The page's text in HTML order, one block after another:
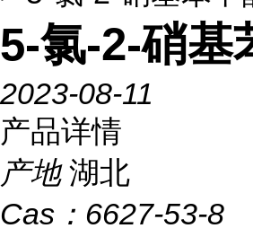
5-氯-2-硝基
2023-08-11
产品详情
产地 湖北
Cas： 6627-53-8